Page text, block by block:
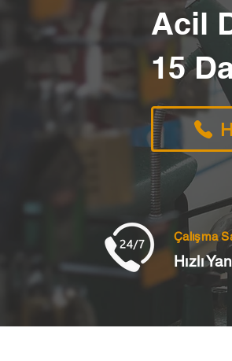
Acil
15
Çalışma
Hızlı